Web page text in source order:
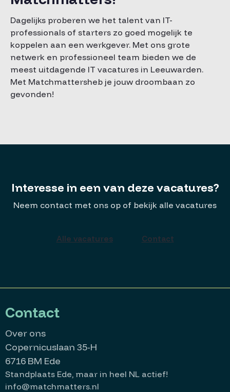
Dagelijks proberen we het talent van IT-
professionals of starters zo goed mogelijk te
koppelen aan een werkgever. Met ons grote
netwerk en professioneel team bieden we de
meest uitdagende IT vacatures in Leeuwarden.
Met Matchmattersheb je jouw droombaan zo
gevonden!
Interesse in een van deze vacatures?
Neem contact met ons op of bekijk alle vacatures
Alle vacatures Contact
Contact
Over ons
Copernicuslaan 35-H
6716 BM Ede
Standplaats Ede, maar in heel NL actief!
info@matchmatters.nl